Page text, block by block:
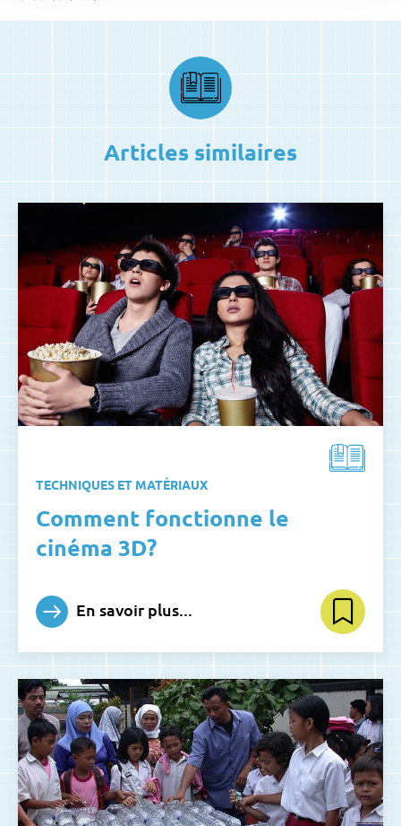
Articles similaires
TECHNIQUES ET MATÉRIAUX
Comment fonctionne le
cinéma 3D?
En savoir plus...